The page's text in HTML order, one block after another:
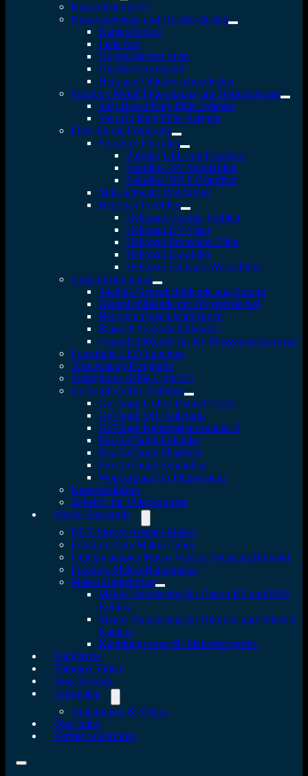
Kamerahandgriffe
Kameragehäuse und Objektivdeckel
Kameradeckel
Lens Cap
Objektivdeckel Snap
Objektivrückdeckel
Heliopan Objektivschutzdeckel
Fotodiox Metall Filteradapter und Reduzierringe
Step Down Ring Filter Adapter
Step Up Ring Filter Adapter
Filter für die Fotografie
Fotodiox Fotofilter
Polfilter CPL von Fotodiox
Fotodiox UV Schutzfilter
Fotodiox ND 8 Graufilter
Milo Schwarz-Weiß-Filter
Heliopan Fotofilter
Heliopan Circular Polfilter
Heliopan UV-Filter
Heliopan-Protection Filter
Heliopan Graufilter
Heliopan Schwarz-Weiss-Filter
Gegenlichtblenden
3-teilige Gegenlichtblende aus Gummi
Gegenlichtblende mit Objektivdeckel
Heliopan Gegenlichtblenden
Bajonett Gegenlichtblenden
Gegenlichtblende für RF Messsucherkameras
Fotostudio LED Leuchten
Jobo Analog Fotografie
Smartphone Selfie Light Kit
GoTough GoPro Zubehör
GoTough GoPro Deckel / Griff
GoTough QR Halterung
GoTough Kamerastativadapter 2
Pro GoTough Extender
Pro GoTough Sharkbite
Pro GoTough Schrauben
Wonderpana Go Filtersystem
Kamerazubehör
Zubehör für Videokameras
Makro-Fotografie
DLX Stretch Adapter Makro
Fotodiox Auto Makro Tubus
Objektivadapter Macro Vizelex Focusing Helicoid
Fotodiox Makro-Balgengerät
Makro Umkehrring
Makro Umkehrring für Canon RF und EOS
Kamera
Makro Umkehrring für Nikon Z und Nikon F
Kamera
Kupplungsringe für Makrofotografie
Fundgrube
Fotodiox Video
Blog Beiträge
Hilfeseiten
Anleitungen & Videos
Über mich
Vertrag widerrufen